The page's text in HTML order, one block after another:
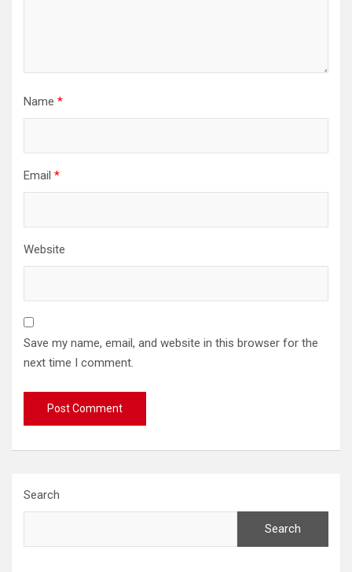
Name *
Email *
Website
Save my name, email, and website in this browser for the
next time I comment.
Search
Search